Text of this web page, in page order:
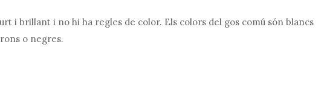
i brillant i no hi ha regles de color. Els colors del gos comú són blancs
o negres.